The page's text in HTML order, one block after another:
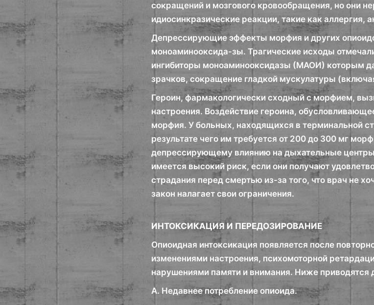
сокращений и мозгового кровообращения, но они
идиосинкразические реакции, такие как аллергия,
Депрессирующие эффекты морфия и других
моноаминооксида-зы. Трагические исходы
ингибиторы моноаминооксидазы (МАОИ) которым
зрачков, сокращение гладкой мускулатуры
Героин, фармакологически сходный с морфием,
настроения. Воздействие героина,
морфия. У больных, находящихся в терминальной
результате чего им требуется от 200 до 300 мг
депрессирующему влиянию на дыхательные центры
имеется высокий риск, если они получают
страдания перед смертью из-за того, что врач не
закон налагает свои ограничения.
ИНТОКСИКАЦИЯ И ПЕРЕДОЗИРОВАНИЕ
Опиоидная интоксикация появляется после
изменениями настроения, психомоторной
нарушениями памяти и внимания. Ниже приводятся
A. Недавнее потребление опиоида.